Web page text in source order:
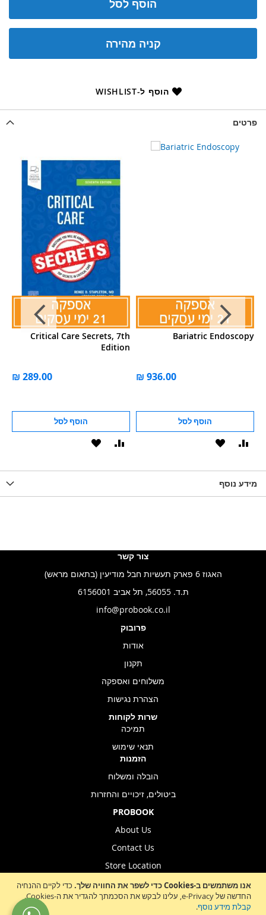
אנו משתמשים ב-Cookies כדי לשפר את החוויה שלך.
כדי לקיים ההנחיה
החדשה של e-Privacy, עלינו לבקש את הסכמתך להגדיר את ה-Cookies.
קבלת מידע נוסף.
הוסף לסל
קניה מהירה
הוסף ל-WISHLIST
פרטים
Critical Care Secrets, 7th
Edition
הוסף לסל
הוסף
Bariatric Endoscopy
הוסף לסל
הוסף
מידע נוסף
Sign
הרשמה לניוזלטר
צור קשר
האגוז 6 פארק תעשיות חבל מודיעין (בתאום מראש)
ת.ד. 56055, תל אביב 6156001
info@probook.co.il
פרובוק
אודות
תקנון
משלוחים ואספקה
הצהרת נגישות
שרות לקוחות
תמיכה
תנאי שימוש
הזמנות
הובלה ומשלוח
ביטולים, זיכויים והחזרות
PROBOOK
About Us
Contact Us
Store Location